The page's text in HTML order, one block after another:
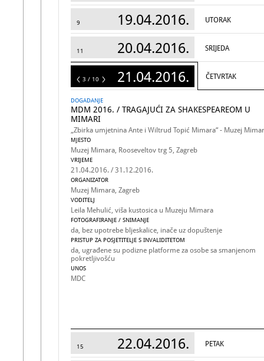
9 19.04.2016. UTORAK
11 20.04.2016. SRIJEDA
10 21.04.2016. ČETVRTAK
3 / 10
DOGADANJE
MDM 2016. / TRAGAJUĆI ZA SHAKESPEAREOM U
MIMARI
„Zbirka umjetnina Ante i Wiltrud Topić Mimara“ - Muzej
MJESTO
Muzej Mimara, Rooseveltov trg 5, Zagreb
VRIJEME
21.04.2016. / 31.12.2016.
ORGANIZATOR
Muzej Mimara, Zagreb
VODITELJ
Leila Mehulić, viša kustosica u Muzeju Mimara
FOTOGRAFIRANJE / SNIMANJE
da, bez upotrebe bljeskalice, inače uz dopuštenje
PRISTUP ZA POSJETITELJE S INVALIDITETOM
da, ugrađene su podizne platforme za osobe sa smanjenom
pokretljivošću
UNOS
MDC
15 22.04.2016. PETAK